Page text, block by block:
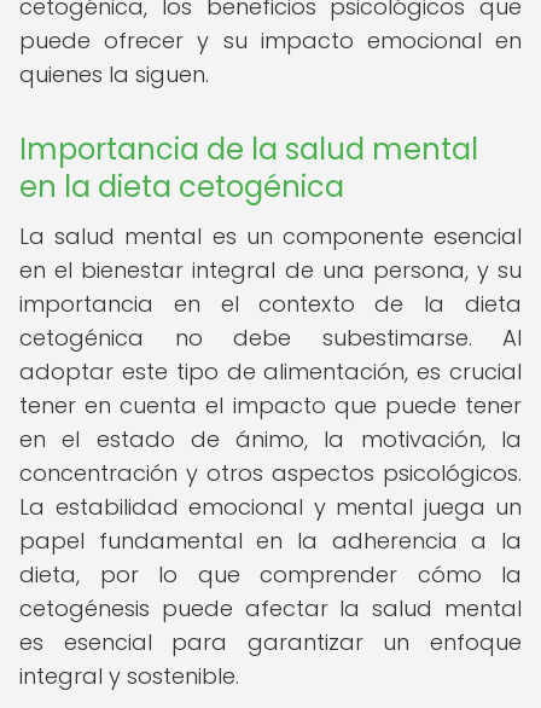
cetogénica, los beneficios psicológicos que
puede ofrecer y su impacto emocional en
quienes la siguen.
Importancia de la salud mental
en la dieta cetogénica
La salud mental es un componente esencial
en el bienestar integral de una persona, y su
importancia en el contexto de la dieta
cetogénica no debe subestimarse. Al
adoptar este tipo de alimentación, es crucial
tener en cuenta el impacto que puede tener
en el estado de ánimo, la motivación, la
concentración y otros aspectos psicológicos.
La estabilidad emocional y mental juega un
papel fundamental en la adherencia a la
dieta, por lo que comprender cómo la
cetogénesis puede afectar la salud mental
es esencial para garantizar un enfoque
integral y sostenible.